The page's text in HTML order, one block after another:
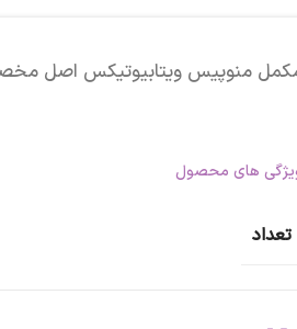
منوپیس ویتابیوتیکس اصل
های محصول
تعداد